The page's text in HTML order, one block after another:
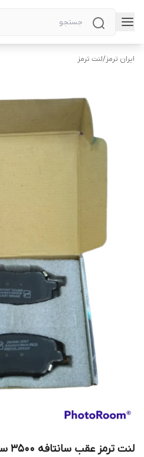
ایران ترمز/لنت ترمز